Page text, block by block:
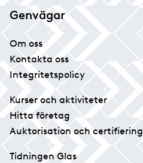
Genvägar
Om oss
Kontakta oss
Integritetspolicy
Kurser och aktiviteter
Hitta företag
Auktorisation och certifiering
Tidningen Glas